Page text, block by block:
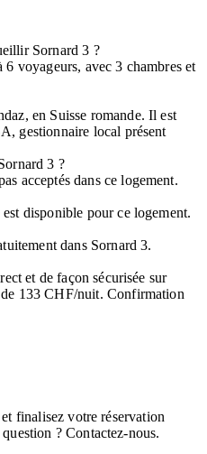
Sornard 3 ?
voyageurs, avec 3 chambres et
en Suisse romande. Il est
gestionnaire local présent
3 ?
acceptés dans ce logement.
disponible pour ce logement.
dans Sornard 3.
et de façon sécurisée sur
133 CHF/nuit. Confirmation
finalisez votre réservation
? Contactez-nous.